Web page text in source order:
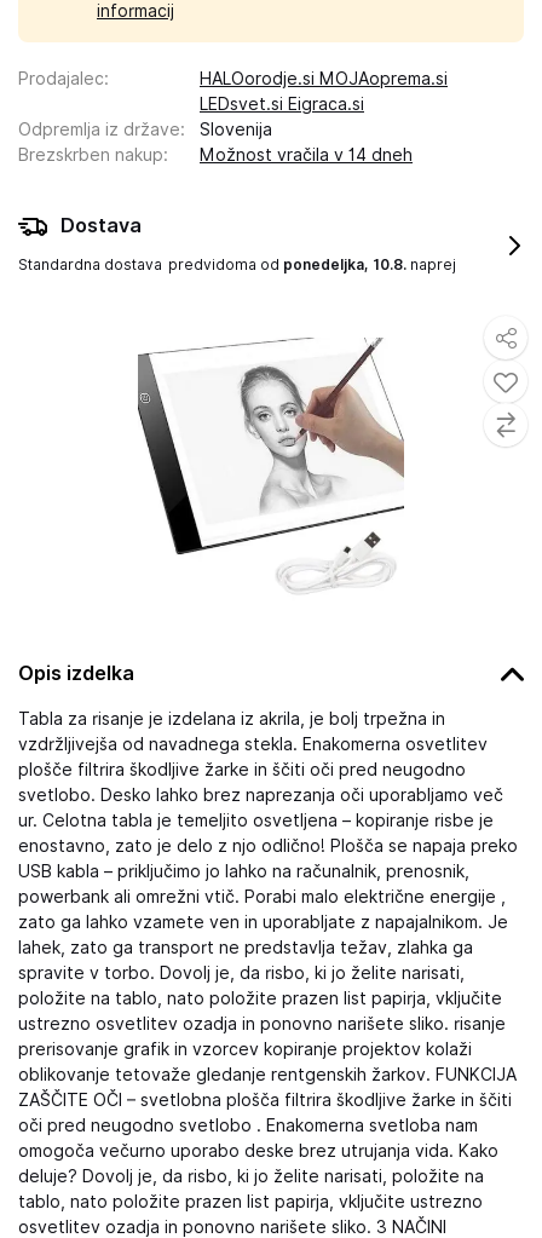
Opis izdelka
Tabla za risanje je izdelana iz akrila, je bolj trpežna in
vzdržljivejša od navadnega stekla. Enakomerna osvetlitev
plošče filtrira škodljive žarke in ščiti oči pred neugodno
svetlobo. Desko lahko brez naprezanja oči uporabljamo več
ur. Celotna tabla je temeljito osvetljena – kopiranje risbe je
enostavno, zato je delo z njo odlično! Plošča se napaja preko
USB kabla – priključimo jo lahko na računalnik, prenosnik,
powerbank ali omrežni vtič. Porabi malo električne energije ,
zato ga lahko vzamete ven in uporabljate z napajalnikom. Je
lahek, zato ga transport ne predstavlja težav, zlahka ga
spravite v torbo. Dovolj je, da risbo, ki jo želite narisati,
položite na tablo, nato položite prazen list papirja, vključite
ustrezno osvetlitev ozadja in ponovno narišete sliko. risanje
prerisovanje grafik in vzorcev kopiranje projektov kolaži
oblikovanje tetovaže gledanje rentgenskih žarkov. FUNKCIJA
ZAŠČITE OČI – svetlobna plošča filtrira škodljive žarke in ščiti
oči pred neugodno svetlobo . Enakomerna svetloba nam
omogoča večurno uporabo deske brez utrujanja vida. Kako
deluje? Dovolj je, da risbo, ki jo želite narisati, položite na
tablo, nato položite prazen list papirja, vključite ustrezno
osvetlitev ozadja in ponovno narišete sliko. 3 NAČINI
informacij
Prodajalec:
HALOorodje.si MOJAoprema.si
LEDsvet.si Eigraca.si
Odpremlja iz države:
Slovenija
Brezskrben nakup: Možnost vračila v 14 dneh
Dostava
Standardna dostava predvidoma od ponedeljka, 10.8. naprej